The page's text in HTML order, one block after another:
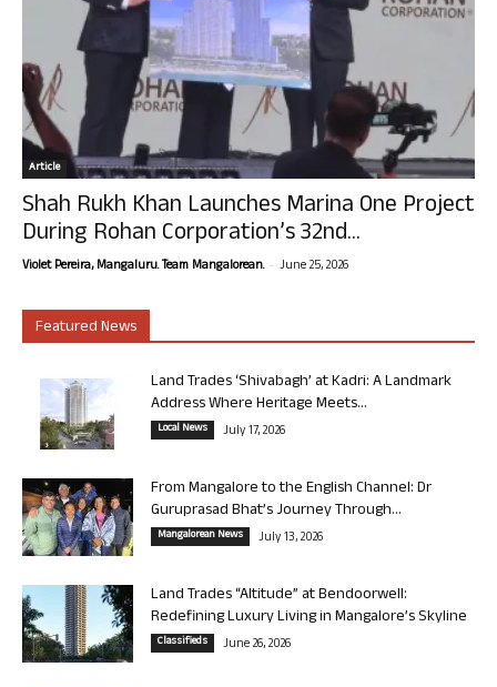
Article
Shah Rukh Khan Launches Marina One Project
During Rohan Corporation’s 32nd...
Violet Pereira, Mangaluru. Team Mangalorean. - June 25, 2026
Featured News
Land Trades ‘Shivabagh’ at Kadri: A Landmark
Address Where Heritage Meets...
Local News July 17, 2026
From Mangalore to the English Channel: Dr
Guruprasad Bhat’s Journey Through...
Mangalorean News July 13, 2026
Land Trades “Altitude” at Bendoorwell:
Redefining Luxury Living in Mangalore’s Skyline
Classifieds June 26, 2026